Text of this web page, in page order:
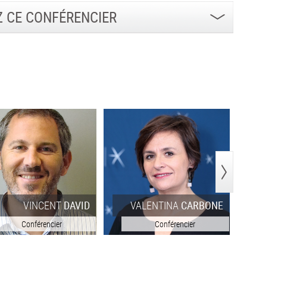
CONFÉRENCIER
VINCENTDAVID
Conférencier
VALENTINA CARBONE
Conférencier
>